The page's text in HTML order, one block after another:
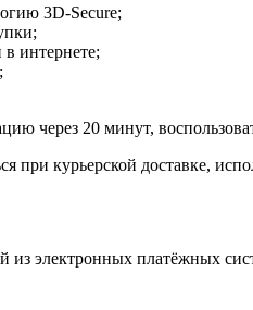
3D-Secure;
интернете;
через 20 минут,
при курьерской доставке,
из электронных платёжных